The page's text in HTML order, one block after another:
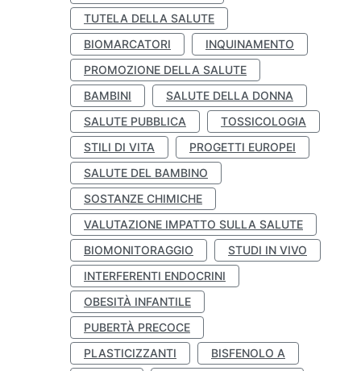
TUTELA DELLA SALUTE
BIOMARCATORI
INQUINAMENTO
PROMOZIONE DELLA SALUTE
BAMBINI
SALUTE DELLA DONNA
SALUTE PUBBLICA
TOSSICOLOGIA
STILI DI VITA
PROGETTI EUROPEI
SALUTE DEL BAMBINO
SOSTANZE CHIMICHE
VALUTAZIONE IMPATTO SULLA SALUTE
BIOMONITORAGGIO
STUDI IN VIVO
INTERFERENTI ENDOCRINI
OBESITÀ INFANTILE
PUBERTÀ PRECOCE
PLASTICIZZANTI
BISFENOLO A